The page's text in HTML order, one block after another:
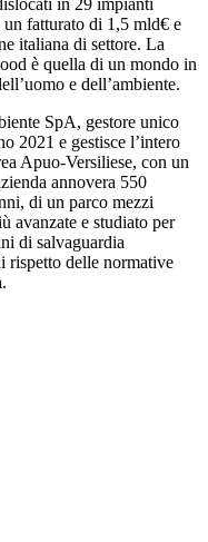
in 29 impianti
fatturato di 1,5 mld€ e
italiana di settore. La
è quella di un mondo in
e dell’ambiente.
SpA, gestore unico
2021 e gestisce l’intero
Apuo-Versiliese, con un
annovera 550
di un parco mezzi
avanzate e studiato per
di salvaguardia
rispetto delle normative